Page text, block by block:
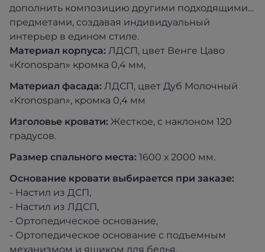
дополнить композицию другими подходящими
предметами, создавая индивидуальный
интерьер в едином стиле.
Материал корпуса: ЛДСП, цвет Венге Цаво
«Kronospan» кромка 0,4 мм,
Материал фасада: ЛДСП, цвет Дуб Молочный
«Kronospan», кромка 0,4 мм
Изголовье кровати: Жесткое, с наклоном 120
градусов.
Размер спального места: 1600 х 2000 мм.
Основание кровати выбирается при заказе:
- Настил из ДСП,
- Настил из ЛДСП,
- Ортопедическое основание,
- Ортопедическое основание с подъемным
механизмом и ящиком для белья.